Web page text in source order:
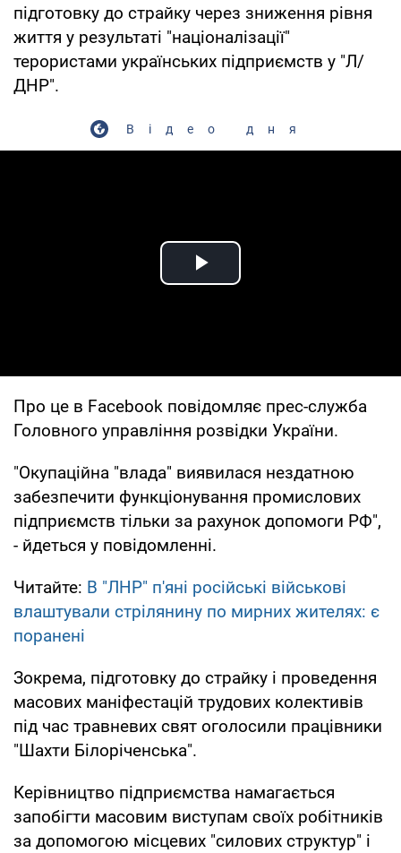
підготовку до страйку через зниження рівня
життя у результаті "націоналізації"
терористами українських підприємств у "Л/
ДНР".
Відео дня
Play Video
Про це в Facebook повідомляє прес-служба
Головного управління розвідки України.
"Окупаційна "влада" виявилася нездатною
забезпечити функціонування промислових
підприємств тільки за рахунок допомоги РФ",
- йдеться у повідомленні.
Читайте: В "ЛНР" п'яні російські військові
влаштували стрілянину по мирних жителях: є
поранені
Зокрема, підготовку до страйку і проведення
масових маніфестацій трудових колективів
під час травневих свят оголосили працівники
"Шахти Білоріченська".
Керівництво підприємства намагається
запобігти масовим виступам своїх робітників
за допомогою місцевих "силових структур" і